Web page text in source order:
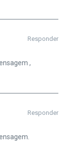
Responder
,
Responder